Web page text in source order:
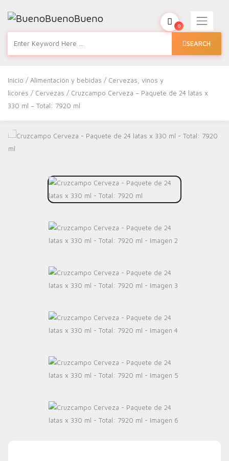
SEARCH
0
Inicio / Alimentación y bebidas / Cervezas, vinos y
licores / Cervezas / Cruzcampo Cerveza – Paquete de 24 latas x
330 ml – Total: 7920 ml